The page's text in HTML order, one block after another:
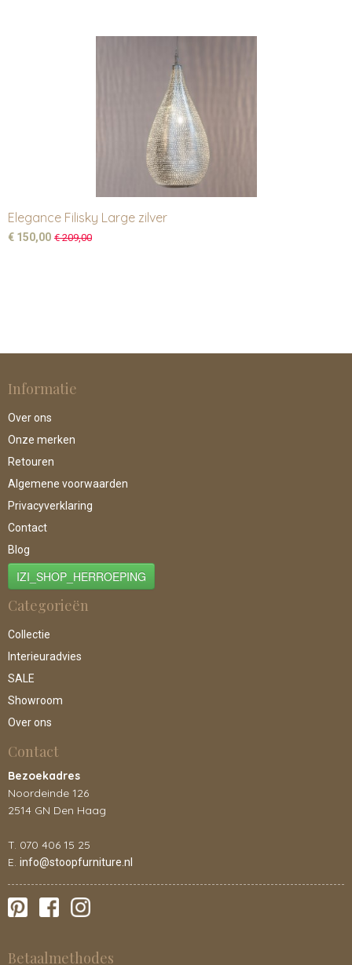
Elegance Filisky Large zilver
€ 150,00 € 209,00
Informatie
Over ons
Onze merken
Retouren
Algemene voorwaarden
Privacyverklaring
Contact
Blog
IZI_SHOP_HERROEPING
Categorieën
Collectie
Interieuradvies
SALE
Showroom
Over ons
Contact
Bezoekadres
Noordeinde 126
2514 GN Den Haag
T. 070 406 15 25
E. info@stoopfurniture.nl
Betaalmethodes